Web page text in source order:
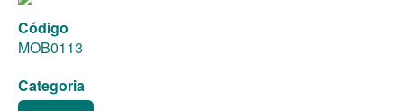
Código
MOB0113
Categoria